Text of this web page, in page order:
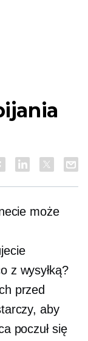
może
z wysyłką?
przed
aby
poczuł się